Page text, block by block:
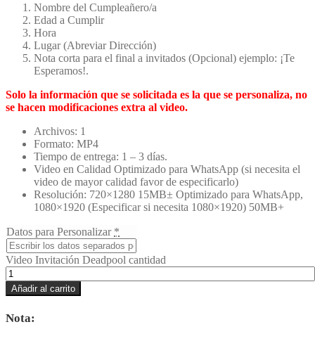
Nombre del Cumpleañero/a
Edad a Cumplir
Hora
Lugar (Abreviar Dirección)
Nota corta para el final a invitados (Opcional) ejemplo: ¡Te
Esperamos!.
Solo la información que se solicitada es la que se personaliza, no
se hacen modificaciones extra al video.
Archivos: 1
Formato: MP4
Tiempo de entrega: 1 – 3 días.
Video en Calidad Optimizado para WhatsApp (si necesita el
video de mayor calidad favor de especificarlo)
Resolución: 720×1280 15MB± Optimizado para WhatsApp,
1080×1920 (Especificar si necesita 1080×1920) 50MB+
Datos para Personalizar *
Video Invitación Deadpool cantidad
Añadir al carrito
Nota: